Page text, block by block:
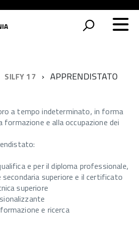
SILFY 17 APPRENDISTATO
a tempo indeterminato, in forma
e alla occupazione dei
e per il diploma professionale,
superiore e il certificato
superiore
e ricerca